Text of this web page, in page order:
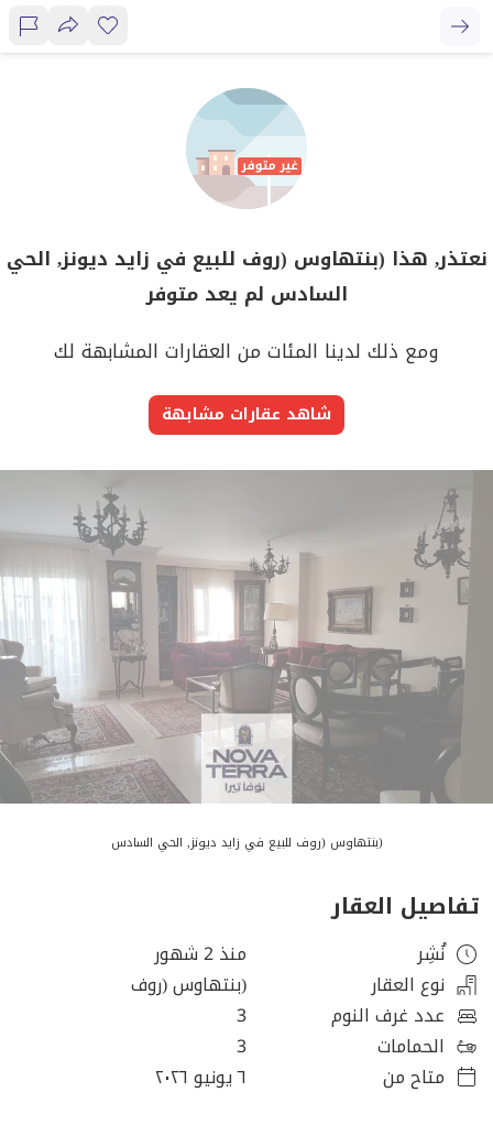
نعتذر, هذا (بنتهاوس (روف للبيع في زايد ديونز, الحي
السادس لم يعد متوفر
ومع ذلك لدينا المئات من العقارات المشابهة لك
شاهد عقارات مشابهة
(بنتهاوس (روف للبيع في زايد ديونز, الحي السادس
تفاصيل العقار
نُشِر
منذ 2 شهور
نوع العقار
(بنتهاوس (روف
عدد غرف النوم
3
الحمامات
3
متاح من
٦ يونيو ٢٠٢٦